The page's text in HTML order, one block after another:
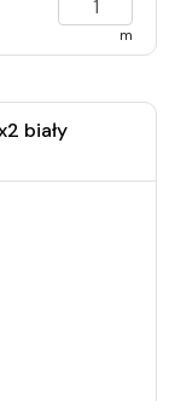
m
biały